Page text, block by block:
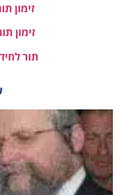
זימון
זימון
תור